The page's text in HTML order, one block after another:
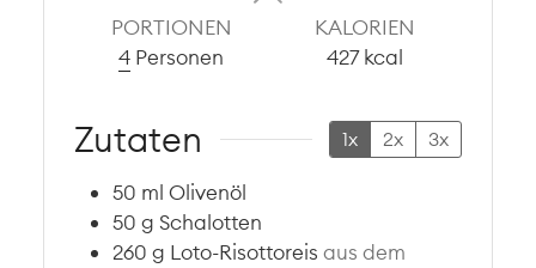
PORTIONEN
4 Personen
KALORIEN
427 kcal
Zutaten 1x 2x 3x
50 ml Olivenöl
50 g Schalotten
260 g Loto-Risottoreis aus dem